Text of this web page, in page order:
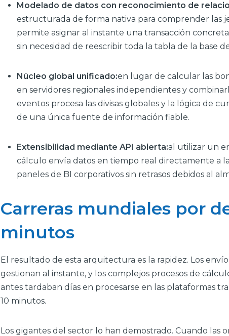
Modelado de datos con reconocimiento de
estructurada de forma nativa para comprender las
permite asignar al instante una transacción
sin necesidad de reescribir toda la tabla de la base
Núcleo global unificado:en lugar de calcular las
en servidores regionales independientes y
eventos procesa las divisas globales y la lógica de
de una única fuente de información fiable.
Extensibilidad mediante API abierta:al utilizar un
cálculo envía datos en tiempo real directamente a
paneles de BI corporativos sin retrasos debidos al
Carreras mundiales por
minutos
El resultado de esta arquitectura es la rapidez. Los
gestionan al instante, y los complejos procesos de
antes tardaban días en procesarse en las plataformas
10 minutos.
Los gigantes del sector lo han demostrado. Cuando las